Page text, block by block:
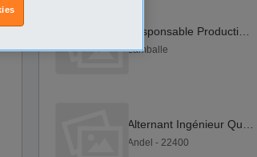
Lamballe
Andel - 22400